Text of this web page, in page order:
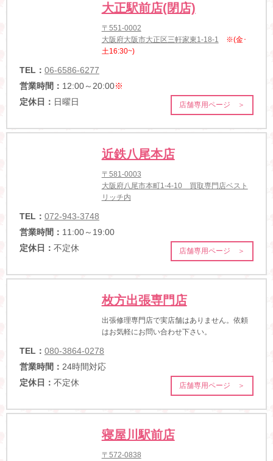
大正駅前店(閉店)
〒551-0002
大阪府大阪市大正区三軒家東1-18-1
※(金･
土16:30~)
TEL： 06-6586-6277
営業時間： 12:00～20:00※
定休日： 日曜日 店舗専用ページ ＞
近鉄八尾本店
〒581-0003
大阪府八尾市本町1-4-10 買取専門店ベスト
リッチ内
TEL： 072-943-3748
営業時間： 11:00～19:00
定休日： 不定休 店舗専用ページ ＞
枚方出張専門店
出張修理専門店で実店舗はありません。依頼
はお気軽にお問い合わせ下さい。
TEL： 080-3864-0278
営業時間： 24時間対応
定休日： 不定休 店舗専用ページ ＞
寝屋川駅前店
〒572-0838